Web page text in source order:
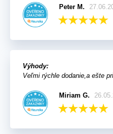
Peter M.
Výhody:
Veľmi rýchle dodanie,a ešte
Miriam G.